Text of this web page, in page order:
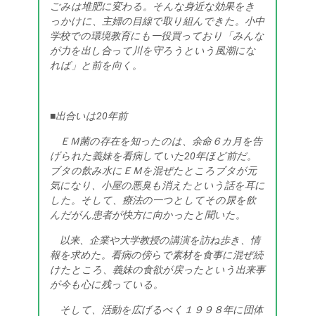
ごみは堆肥に変わる。そんな身近な効果をき
っかけに、主婦の目線で取り組んできた。小中
学校での環境教育にも一役買っており「みんな
が力を出し合って川を守ろうという風潮にな
れば」と前を向く。
■出合いは20年前
ＥＭ菌の存在を知ったのは、余命６カ月を告
げられた義妹を看病していた20年ほど前だ。
ブタの飲み水にＥＭを混ぜたところブタが元
気になり、小屋の悪臭も消えたという話を耳に
した。そして、療法の一つとしてその尿を飲
んだがん患者が快方に向かったと聞いた。
以来、企業や大学教授の講演を訪ね歩き、情
報を求めた。看病の傍らで素材を食事に混ぜ続
けたところ、義妹の食欲が戻ったという出来事
が今も心に残っている。
そして、活動を広げるべく１９９８年に団体